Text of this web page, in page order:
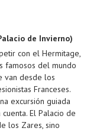
de Invierno)
con el Hermitage,
famosos del mundo
van desde los
Franceses.
excursión guiada
El Palacio de
los Zares, sino